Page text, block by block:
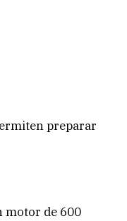
preparar
motor de 600